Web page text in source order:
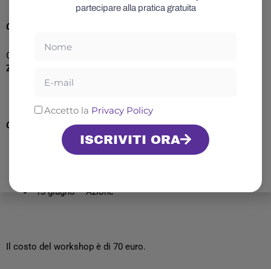
Calendario degli incontri
Gli incontri avverranno di
ZOOM
Calendario degli incontri e dei temi
16 maggio – Percezione
13 giugno – Azione
Il costo del workshop è di 70 euro.
partecipare alla pratica gratuita
Privacy
Accetto la Privacy Policy
ISCRIVITI ORA